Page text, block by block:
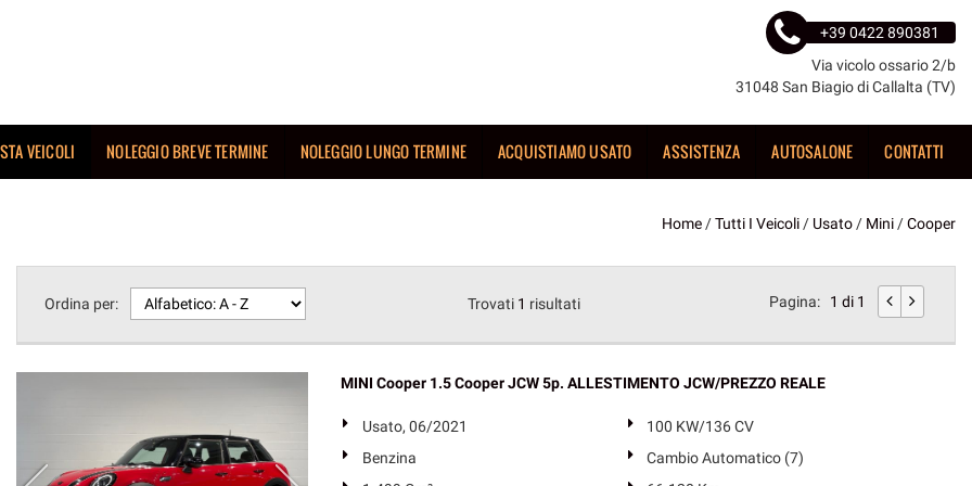
+39 0422 890381
Via vicolo ossario 2/b
31048 San Biagio di Callalta (TV)
VEICOLI NOLEGGIO BREVE TERMINE NOLEGGIO LUNGO TERMINE ACQUISTIAMO USATO ASSISTENZA AUTOSALONE CONTATTI
Home /Tutti I Veicoli / Usato / Mini /Cooper
Ordina per: Trovati 1 risultati Pagina: 1 di 1
MINI Cooper 1.5 Cooper JCW 5p. ALLESTIMENTO JCW/PREZZO REALE
Usato, 06/2021
100 KW/136 CV
Benzina
Cambio Automatico (7)